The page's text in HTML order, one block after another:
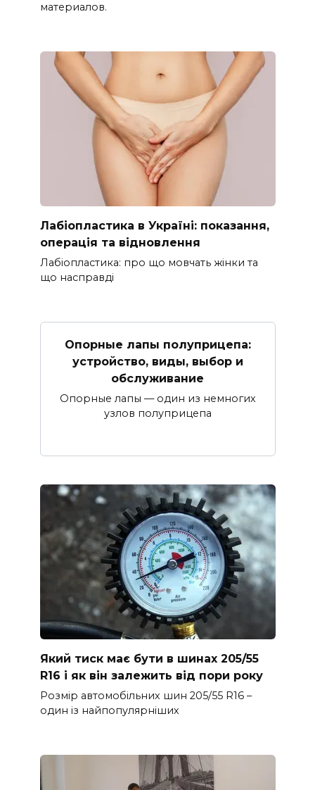
материалов.
Лабіопластика в Україні: показання,
операція та відновлення
Лабіопластика: про що мовчать жінки та
що насправді
Опорные лапы полуприцепа:
устройство, виды, выбор и
обслуживание
Опорные лапы — один из немногих
узлов полуприцепа
Який тиск має бути в шинах 205/55
R16 і як він залежить від пори року
Розмір автомобільних шин 205/55 R16 –
один із найпопулярніших